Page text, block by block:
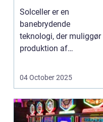
Solceller er en
banebrydende
teknologi, der muliggør
produktion af
udnytt...
04 October 2025